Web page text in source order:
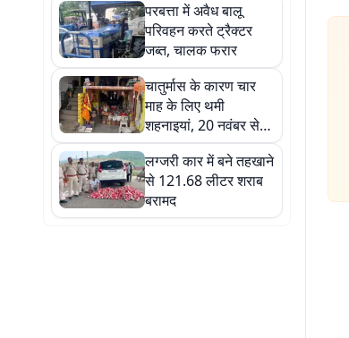
परबत्ता में अवैध बालू
परिवहन करते ट्रैक्टर
जब्त, चालक फरार
चातुर्मास के कारण चार
माह के लिए थमी
शहनाइयां, 20 नवंबर से
फिर गूंजेंगे विवाह के मंगल
गीत
लग्जरी कार में बने तहखाने
से 121.68 लीटर शराब
बरामद